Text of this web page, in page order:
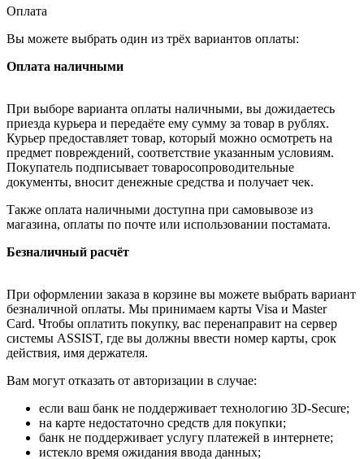
Оплата
Вы можете выбрать один из трёх вариантов оплаты:
Оплата наличными
При выборе варианта оплаты наличными, вы дожидаетесь
приезда курьера и передаёте ему сумму за товар в рублях.
Курьер предоставляет товар, который можно осмотреть на
предмет повреждений, соответствие указанным условиям.
Покупатель подписывает товаросопроводительные
документы, вносит денежные средства и получает чек.
Также оплата наличными доступна при самовывозе из
магазина, оплаты по почте или использовании постамата.
Безналичный расчёт
При оформлении заказа в корзине вы можете выбрать вариант
безналичной оплаты. Мы принимаем карты Visa и Master
Card. Чтобы оплатить покупку, вас перенаправит на сервер
системы ASSIST, где вы должны ввести номер карты, срок
действия, имя держателя.
Вам могут отказать от авторизации в случае:
если ваш банк не поддерживает технологию 3D-Secure;
на карте недостаточно средств для покупки;
банк не поддерживает услугу платежей в интернете;
истекло время ожидания ввода данных;